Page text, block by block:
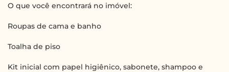
O que você encontrará no imóvel:
Roupas de cama e banho
Toalha de piso
Kit inicial com papel higiênico, sabonete, shampoo e